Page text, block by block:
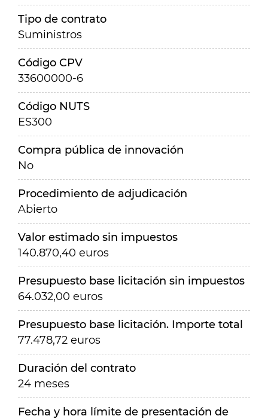
Tipo de contrato
Suministros
Código CPV
33600000-6
Código NUTS
ES300
Compra pública de innovación
No
Procedimiento de adjudicación
Abierto
Valor estimado sin impuestos
140.870,40 euros
Presupuesto base licitación sin impuestos
64.032,00 euros
Presupuesto base licitación. Importe total
77.478,72 euros
Duración del contrato
24 meses
Fecha y hora límite de presentación de